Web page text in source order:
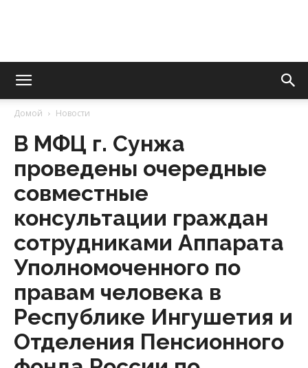
по
человека
в
Домой Новости
В МФЦ г. Сунжа
проведены очередные
совместные
консультации граждан
сотрудниками Аппарата
Уполномоченного по
правам человека в
Республике Ингушетия и
Отделения Пенсионного